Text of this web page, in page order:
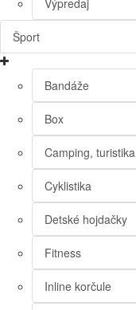
Výpredaj
Šport
Bandáže
Box
Camping, turistika
Cyklistika
Detské hojdačky
Fitness
Inline korčule